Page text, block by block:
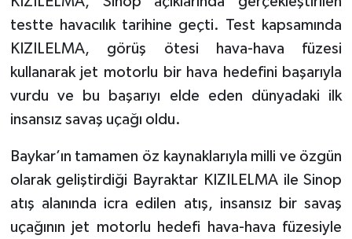
testte havacılık tarihine geçti. Test kapsamında
KIZILELMA, görüş ötesi hava-hava füzesi
kullanarak jet motorlu bir hava hedefini başarıyla
vurdu ve bu başarıyı elde eden dünyadaki ilk
insansız savaş uçağı oldu.
Baykar’ın tamamen öz kaynaklarıyla milli ve özgün
olarak geliştirdiği Bayraktar KIZILELMA ile Sinop
atış alanında icra edilen atış, insansız bir savaş
uçağının jet motorlu hedefi hava-hava füzesiyle